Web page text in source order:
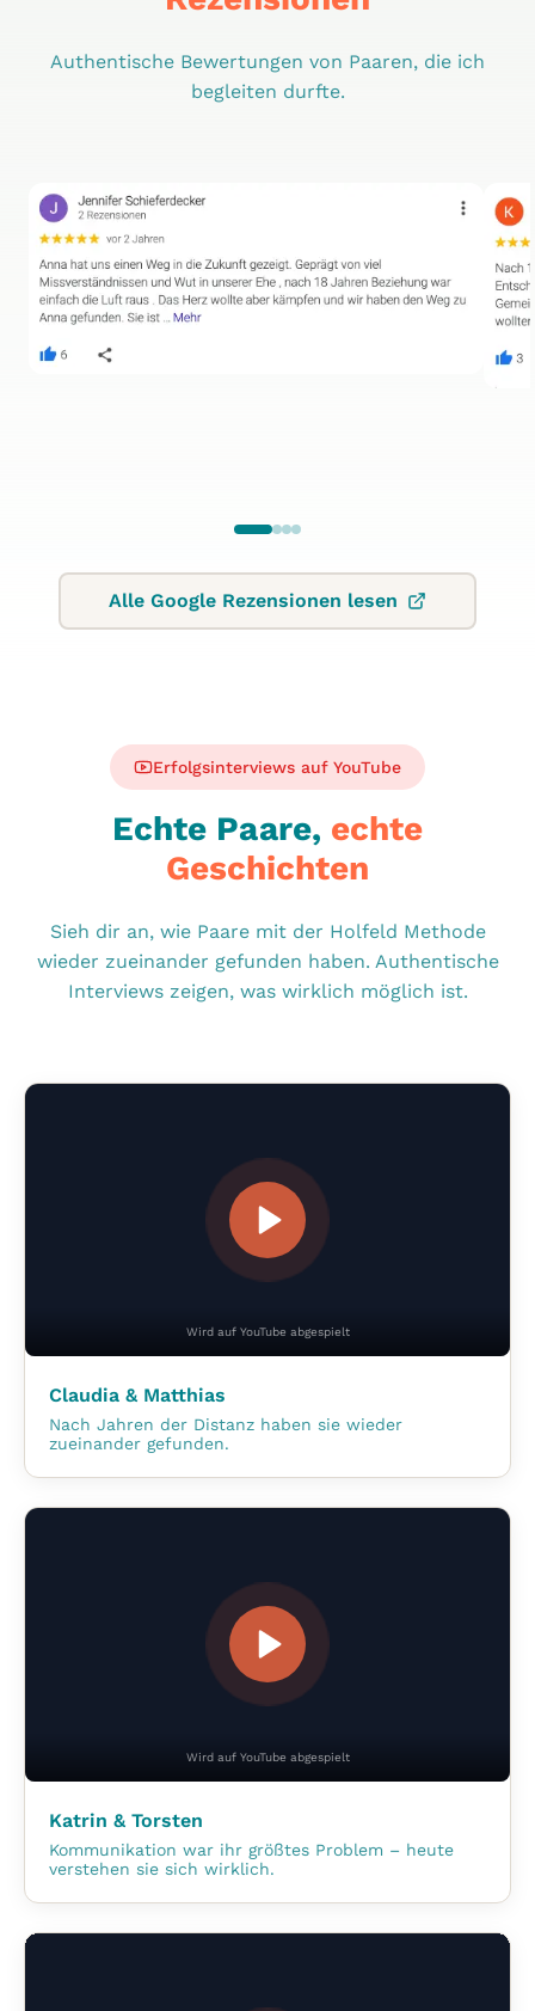
Authentische Bewertungen von Paaren, die ich
begleiten durfte.
Alle Google Rezensionen lesen
Erfolgsinterviews auf YouTube
Echte Paare, echte
Geschichten
Sieh dir an, wie Paare mit der Holfeld Methode
wieder zueinander gefunden haben. Authentische
Interviews zeigen, was wirklich möglich ist.
Wird auf YouTube abgespielt
Claudia & Matthias
Nach Jahren der Distanz haben sie wieder
zueinander gefunden.
Wird auf YouTube abgespielt
Katrin & Torsten
Kommunikation war ihr größtes Problem – heute
verstehen sie sich wirklich.